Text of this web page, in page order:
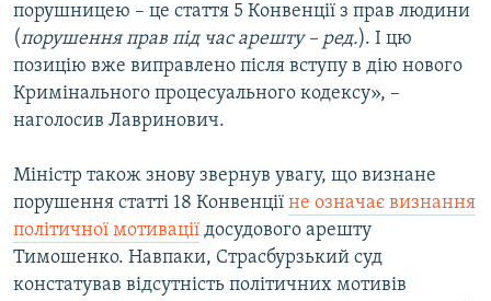
порушницею – це стаття 5 Конвенції з прав людини
(порушення прав під час арешту – ред.). І цю
позицію вже виправлено після вступу в дію нового
Кримінального процесуального кодексу», –
наголосив Лавринович.
Міністр також знову звернув увагу, що визнане
порушення статті 18 Конвенції не означає визнання
політичної мотивації досудового арешту
Тимошенко. Навпаки, Страсбурзький суд
констатував відсутність політичних мотивів